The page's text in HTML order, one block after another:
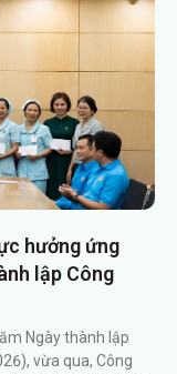
hưởng ứng
lập Công
Ngày thành lập
vừa qua, Công